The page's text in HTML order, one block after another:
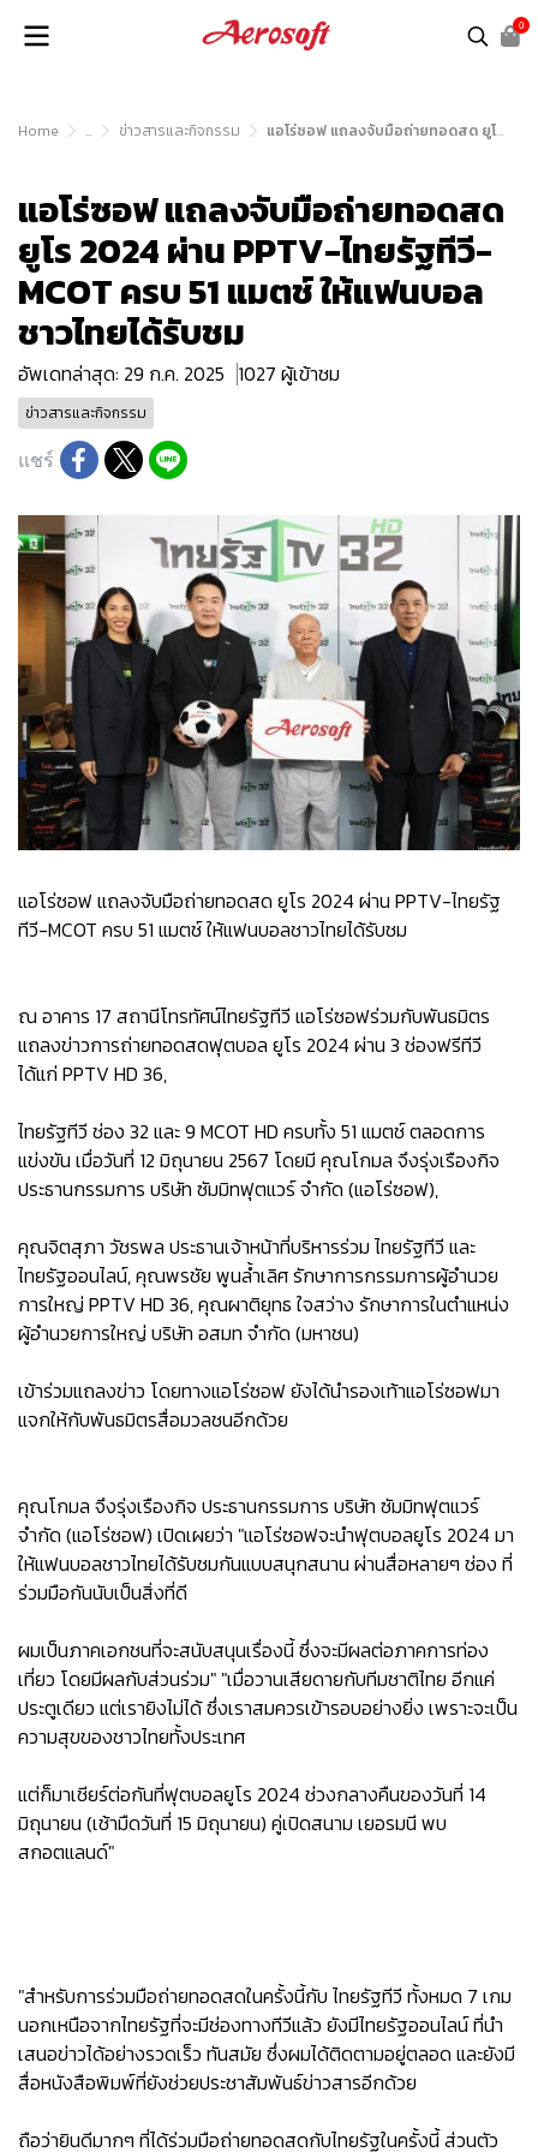
0
Home ... ข่าวสารและกิจกรรม แอโร่ซอฟ แถลงจับมือถ่ายทอดสด ยูโร 2024 ผ่าน PPTV-ไทยรัฐทีวี-MCOT ครบ 51 แมตช์ ให้แฟนบอลชาวไทยได้รับชม
แอโร่ซอฟ แถลงจับมือถ่ายทอดสด
ยูโร 2024 ผ่าน PPTV-ไทยรัฐทีวี-
MCOT ครบ 51 แมตช์ ให้แฟนบอล
ชาวไทยได้รับชม
อัพเดทล่าสุด: 29 ก.ค. 2025 1027 ผู้เข้าชม
ข่าวสารและกิจกรรม
แชร์
แอโร่ซอฟ แถลงจับมือถ่ายทอดสด ยูโร 2024 ผ่าน PPTV-ไทยรัฐ
ทีวี-MCOT ครบ 51 แมตช์ ให้แฟนบอลชาวไทยได้รับชม
ณ อาคาร 17 สถานีโทรทัศน์ไทยรัฐทีวี แอโร่ซอฟร่วมกับพันธมิตร
แถลงข่าวการถ่ายทอดสดฟุตบอล ยูโร 2024 ผ่าน 3 ช่องฟรีทีวี
ได้แก่ PPTV HD 36,
ไทยรัฐทีวี ช่อง 32 และ 9 MCOT HD ครบทั้ง 51 แมตช์ ตลอดการ
แข่งขัน เมื่อวันที่ 12 มิถุนายน 2567 โดยมี คุณโกมล จึงรุ่งเรืองกิจ
ประธานกรรมการ บริษัท ซัมมิทฟุตแวร์ จำกัด (แอโร่ซอฟ),
คุณจิตสุภา วัชรพล ประธานเจ้าหน้าที่บริหารร่วม ไทยรัฐทีวี และ
ไทยรัฐออนไลน์, คุณพรชัย พูนล้ำเลิศ รักษาการกรรมการผู้อำนวย
การใหญ่ PPTV HD 36, คุณผาติยุทธ ใจสว่าง รักษาการในตำแหน่ง
ผู้อำนวยการใหญ่ บริษัท อสมท จำกัด (มหาชน)
เข้าร่วมแถลงข่าว โดยทางแอโร่ซอฟ ยังได้นำรองเท้าแอโร่ซอฟมา
แจกให้กับพันธมิตรสื่อมวลชนอีกด้วย
คุณโกมล จึงรุ่งเรืองกิจ ประธานกรรมการ บริษัท ซัมมิทฟุตแวร์
จำกัด (แอโร่ซอฟ) เปิดเผยว่า "แอโร่ซอฟจะนำฟุตบอลยูโร 2024 มา
ให้แฟนบอลชาวไทยได้รับชมกันแบบสนุกสนาน ผ่านสื่อหลายๆ ช่อง ที่
ร่วมมือกันนับเป็นสิ่งที่ดี
ผมเป็นภาคเอกชนที่จะสนับสนุนเรื่องนี้ ซึ่งจะมีผลต่อภาคการท่อง
เที่ยว โดยมีผลกับส่วนร่วม" "เมื่อวานเสียดายกับทีมชาติไทย อีกแค่
ประตูเดียว แต่เรายิงไม่ได้ ซึ่งเราสมควรเข้ารอบอย่างยิ่ง เพราะจะเป็น
ความสุขของชาวไทยทั้งประเทศ
แต่ก็มาเชียร์ต่อกันที่ฟุตบอลยูโร 2024 ช่วงกลางคืนของวันที่ 14
มิถุนายน (เช้ามืดวันที่ 15 มิถุนายน) คู่เปิดสนาม เยอรมนี พบ
สกอตแลนด์"
"สำหรับการร่วมมือถ่ายทอดสดในครั้งนี้กับ ไทยรัฐทีวี ทั้งหมด 7 เกม
นอกเหนือจากไทยรัฐที่จะมีช่องทางทีวีแล้ว ยังมีไทยรัฐออนไลน์ ที่นำ
เสนอข่าวได้อย่างรวดเร็ว ทันสมัย ซึ่งผมได้ติดตามอยู่ตลอด และยังมี
สื่อหนังสือพิมพ์ที่ยังช่วยประชาสัมพันธ์ข่าวสารอีกด้วย
ถือว่ายินดีมากๆ ที่ได้ร่วมมือถ่ายทอดสดกับไทยรัฐในครั้งนี้ ส่วนตัว